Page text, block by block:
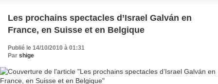
Les prochains spectacles d’Israel Galván en
France, en Suisse et en Belgique
Publié le 14/10/2010 à 01:31
Par shige